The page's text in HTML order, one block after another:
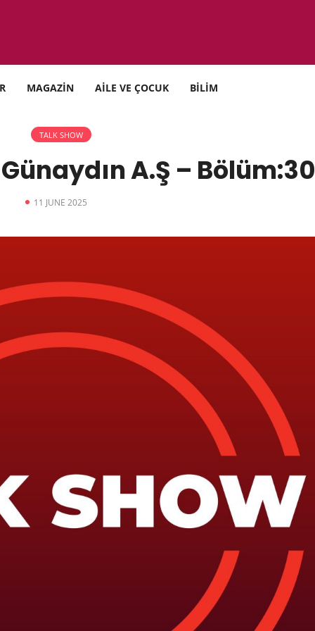
MAGAZİN AİLE VE ÇOCUK BİLİM
TALK SHOW
A.Ş – Bölüm:30
11 JUNE 2025